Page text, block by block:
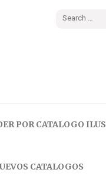
POR CATALOGO
CATALOGOS